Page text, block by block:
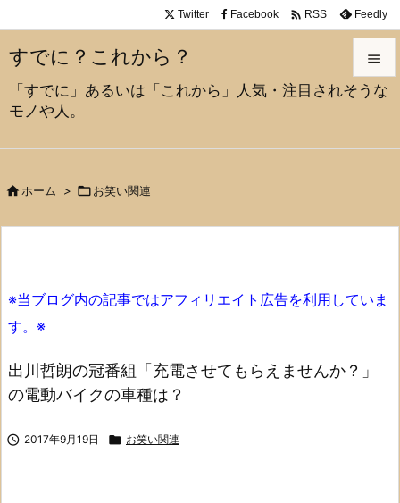
すでに？これから？
「すでに」あるいは「これから」人気・注目されそうな
モノや人。



検索
Twitter Facebook  RSS Feedly
 ホーム > お笑い関連
※当ブログ内の記事ではアフィリエイト広告を利用していま
す。※
出川哲朗の冠番組「充電させてもらえませんか？」
の電動バイクの車種は？
 2017年9月19日  お笑い関連